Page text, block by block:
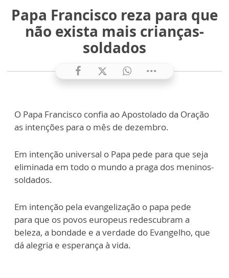
Papa Francisco reza para que
não exista mais crianças-
soldados
O Papa Francisco confia ao Apostolado da Oração
as intenções para o mês de dezembro.
Em intenção universal o Papa pede para que seja
eliminada em todo o mundo a praga dos meninos-
soldados.
Em intenção pela evangelização o papa pede
para que os povos europeus redescubram a
beleza, a bondade e a verdade do Evangelho, que
dá alegria e esperança à vida.